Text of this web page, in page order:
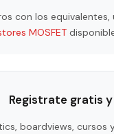
con los equivalentes,
MOSFET
Registrate gratis
boardviews, cursos